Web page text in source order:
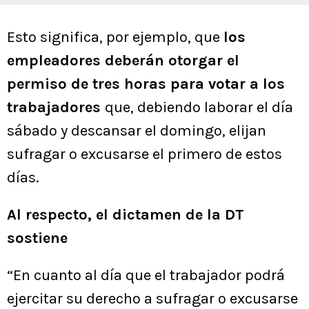
Esto significa, por ejemplo, que los
empleadores deberán otorgar el
permiso de tres horas para votar a los
trabajadores que, debiendo laborar el día
sábado y descansar el domingo, elijan
sufragar o excusarse el primero de estos
días.
Al respecto, el dictamen de la DT
sostiene
“En cuanto al día que el trabajador podrá
ejercitar su derecho a sufragar o excusarse